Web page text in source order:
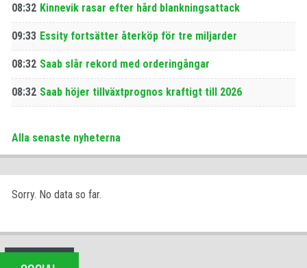
08:32 Kinnevik rasar efter hård blankningsattack
09:33 Essity fortsätter återköp för tre miljarder
08:32 Saab slår rekord med orderingångar
08:32 Saab höjer tillväxtprognos kraftigt till 2026
Alla senaste nyheterna
Sorry. No data so far.